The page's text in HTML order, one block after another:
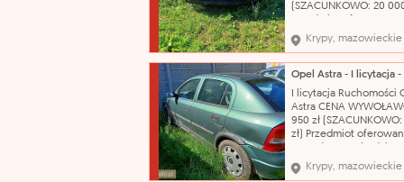
(SZACUNKOWO: 20
sprzedaży pochodzi z
orzeczenia Sądu o jego
przepadku na rzecz
Państwa. Organ
nie odpowiada za
sprzedawanych
Brak danych o
Krypy, mazowieckie
I licytacja Ruchomości
Astra CENA
950 zł
zł) Przedmiot
orzeczenia Sądu o jego
przepadku na rzecz
Krypy, mazowieckie